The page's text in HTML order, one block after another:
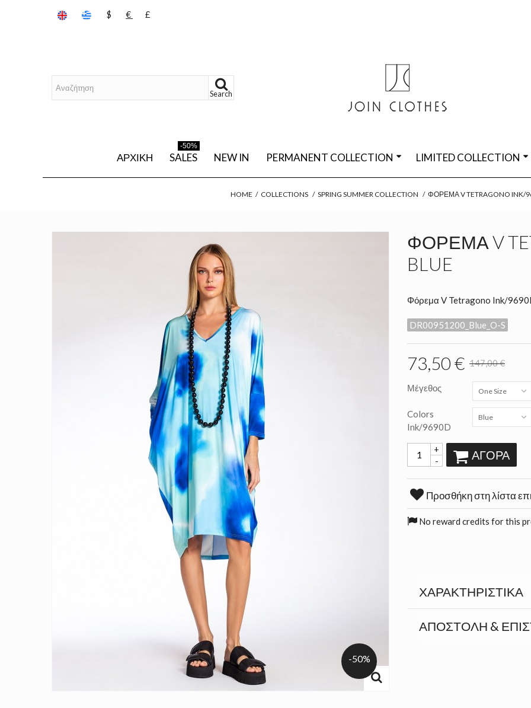
$ € £
Search
ΑΡΧΙΚΉ SALES
-50%
NEW IN PERMANENT COLLECTION LIMITED COLLECTION
HOME / COLLECTIONS / SPRING SUMMER COLLECTION / ΦΌΡΕΜΑ V TETRAGONO INK/
-50%
ΦΌΡΕΜΑ V
BLUE
Φόρεμα V Tetragono Ink/
DR00951200_Blue_O-S
73,50 € 147,00 €
Μέγεθος One Size
Colors
Ink/9690D
Blue
-
+ ΑΓΟΡΆ
Προσθήκη στη λίστα
No reward credits for this
ΧΑΡΑΚΤΗΡΙΣΤΙΚΆ
ΑΠΟΣΤΟΛΉ &